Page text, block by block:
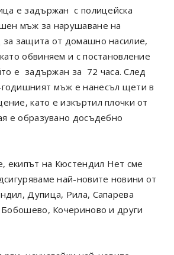
е задържан с полицейска
мъж за нарушаване на
за защита от домашно насилие,
обвиняем и с постановление
е задържан за 72 часа. След
мъж е нанесъл щети в
като е изкъртил плочки от
е образувано досъдебно
екипът на Кюстендил Нет сме
най-новите новини от
Дупица, Рила, Сапарева
Кочериново и други